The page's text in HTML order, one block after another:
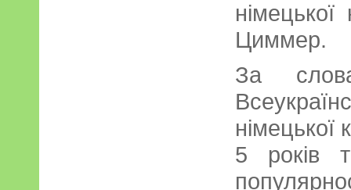
Циммер.
За
німецької
5 років